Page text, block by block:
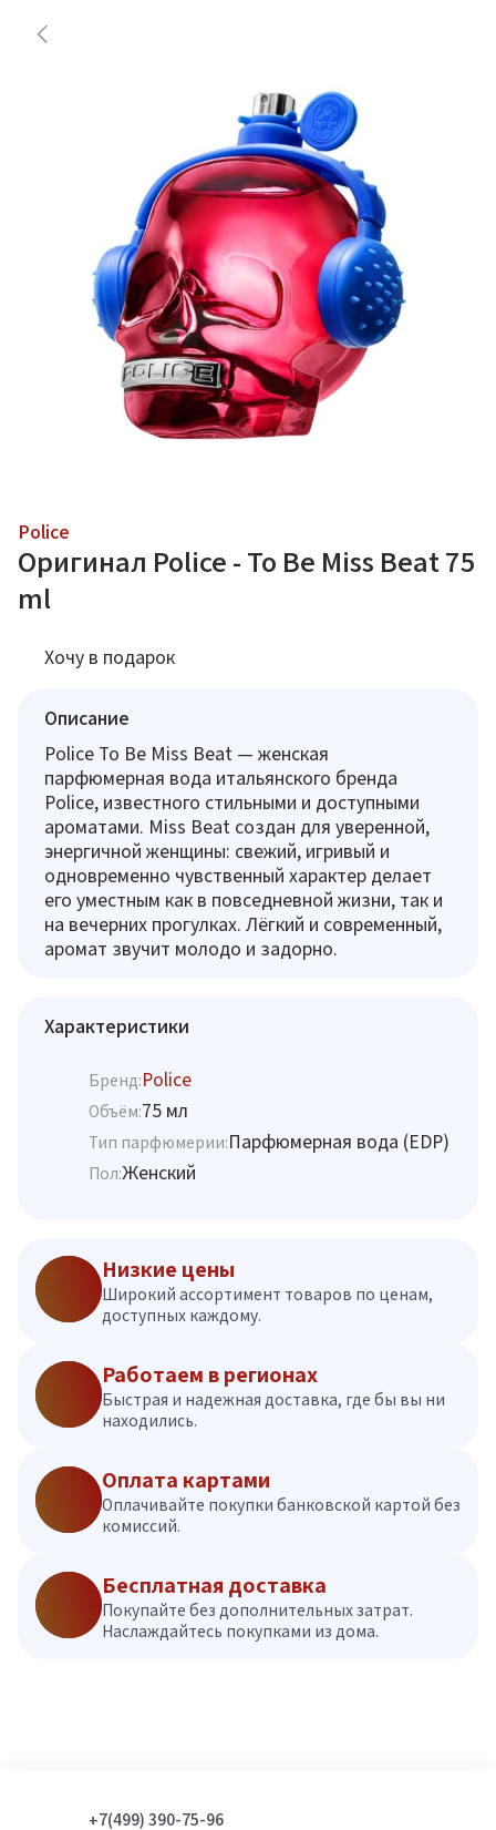
Police
Оригинал Police - To Be Miss Beat 75
ml
Хочу в подарок
Описание
Police To Be Miss Beat — женская
парфюмерная вода итальянского бренда
Police, известного стильными и доступными
ароматами. Miss Beat создан для уверенной,
энергичной женщины: свежий, игривый и
одновременно чувственный характер делает
его уместным как в повседневной жизни, так и
на вечерних прогулках. Лёгкий и современный,
аромат звучит молодо и задорно.
Характеристики
Бренд:Police
Объём:75 мл
Тип парфюмерии:Парфюмерная вода (EDP)
Пол:Женский
Низкие цены
Широкий ассортимент товаров по ценам,
доступных каждому.
Работаем в регионах
Быстрая и надежная доставка, где бы вы ни
находились.
Оплата картами
Оплачивайте покупки банковской картой без
комиссий.
Бесплатная доставка
Покупайте без дополнительных затрат.
Наслаждайтесь покупками из дома.
+7(499) 390-75-96